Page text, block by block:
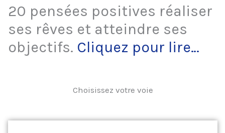
20 pensées positives réaliser
ses rêves et atteindre ses
objectifs. Cliquez pour lire…
Choisissez votre voie